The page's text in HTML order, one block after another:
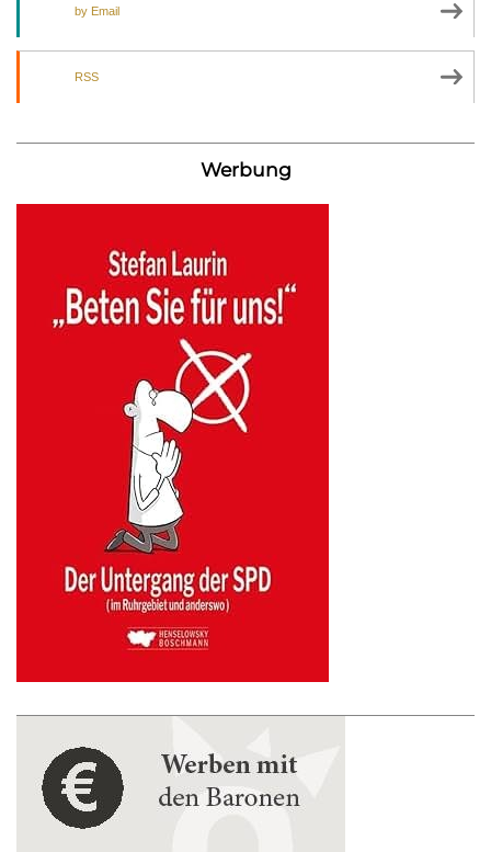
by Email
RSS
Werbung